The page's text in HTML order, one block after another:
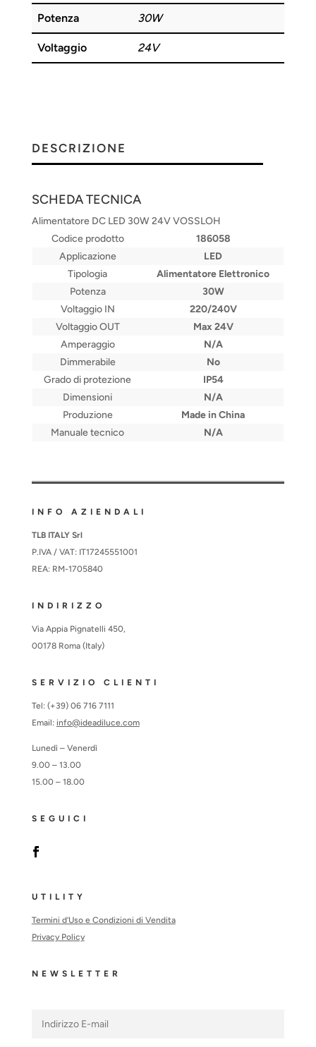
Potenza 30W
Voltaggio 24V
DESCRIZIONE
SCHEDA TECNICA
Alimentatore DC LED 30W 24V VOSSLOH
Codice prodotto
186058
Applicazione
LED
Tipologia
Alimentatore Elettronico
Potenza
30W
Voltaggio IN
220/240V
Voltaggio OUT
Max 24V
Amperaggio
N/A
Dimmerabile
No
Grado di protezione
IP54
Dimensioni
N/A
Produzione
Made in China
Manuale tecnico
N/A
INFO AZIENDALI
TLB ITALY Srl
P.IVA / VAT: IT17245551001
REA: RM-1705840
INDIRIZZO
Via Appia Pignatelli 450,
00178 Roma (Italy)
SERVIZIO CLIENTI
Tel: (+39) 06 716 7111
Email: info@ideadiluce.com
Lunedì – Venerdì
9.00 – 13.00
15.00 – 18.00
SEGUICI
UTILITY
Termini d’Uso e Condizioni di Vendita
Privacy Policy
NEWSLETTER